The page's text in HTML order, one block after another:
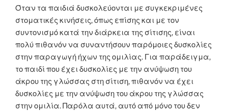
Όταν τα παιδιά δυσκολεύονται με συγκεκριμένες
στοματικές κινήσεις, όπως επίσης και με τον
συντονισμό κατά την διάρκεια της σίτισης, είναι
πολύ πιθανόν να συναντήσουν παρόμοιες δυσκολίες
στην παραγωγή ήχων της ομιλίας. Για παράδειγμα,
το παιδί που έχει δυσκολίες με την ανύψωση του
άκρου της γλώσσας στη σίτιση, πιθανόν να έχει
δυσκολίες με την ανύψωση του άκρου της γλώσσας
στην ομιλία. Παρόλα αυτά, αυτό από μόνο του δεν